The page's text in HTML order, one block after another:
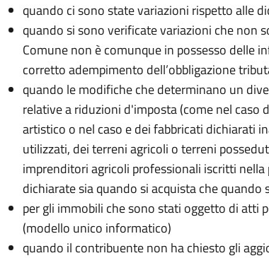
quando ci sono state variazioni rispetto alle
quando si sono verificate variazioni che non
Comune non è comunque in possesso delle
corretto adempimento dell’obbligazione
quando le modifiche che determinano un
relative a riduzioni d'imposta (come nel caso
artistico o nel caso e dei fabbricati dichiarati
utilizzati, dei terreni agricoli o terreni
imprenditori agricoli professionali iscritti
dichiarate sia quando si acquista che
per gli immobili che sono stati oggetto di atti
(modello unico informatico)
quando il contribuente non ha chiesto gli